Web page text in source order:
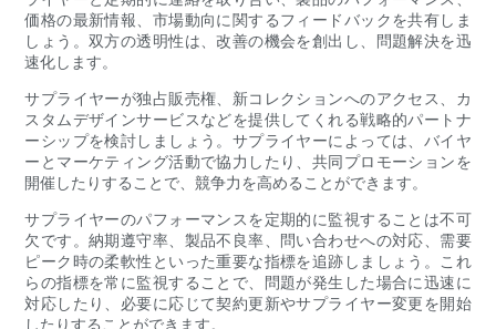
価格の最新情報、市場動向に関するフィードバックを共有しま
しょう。双方の透明性は、改善の機会を創出し、問題解決を迅
速化します。
サプライヤーが独占販売権、新コレクションへのアクセス、カ
スタムデザインサービスなどを提供してくれる戦略的パートナ
ーシップを検討しましょう。サプライヤーによっては、バイヤ
ーとマーケティング活動で協力したり、共同プロモーションを
開催したりすることで、競争力を高めることができます。
サプライヤーのパフォーマンスを定期的に監視することは不可
欠です。納期遵守率、製品不良率、問い合わせへの対応、需要
ピーク時の柔軟性といった重要な指標を追跡しましょう。これ
らの指標を常に監視することで、問題が発生した場合に迅速に
対応したり、必要に応じて契約更新やサプライヤー変更を開始
したりすることができます。